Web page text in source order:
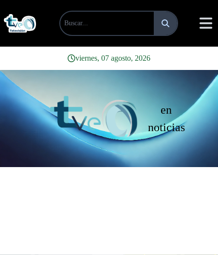
viernes, 07 agosto, 2026
en
noticias